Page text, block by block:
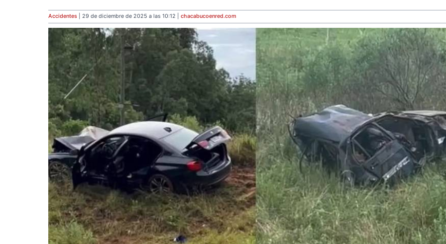
Accidentes | 29 de diciembre de 2025 a las 10:12 | chacabucoenred.com